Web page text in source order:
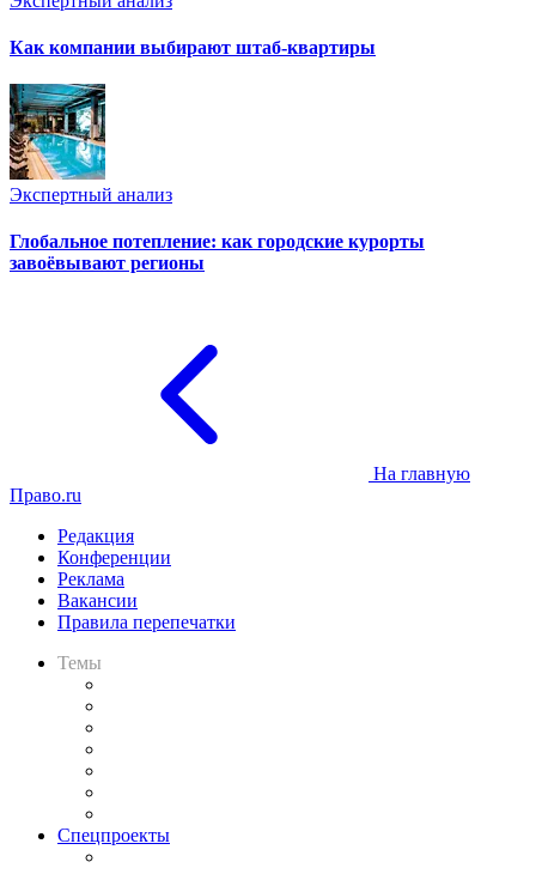
Как компании выбирают штаб-квартиры
Экспертный анализ
Глобальное потепление: как городские курорты
завоёвывают регионы
На главную
Право.ru
Редакция
Конференции
Реклама
Вакансии
Правила перепечатки
Темы
Спецпроекты